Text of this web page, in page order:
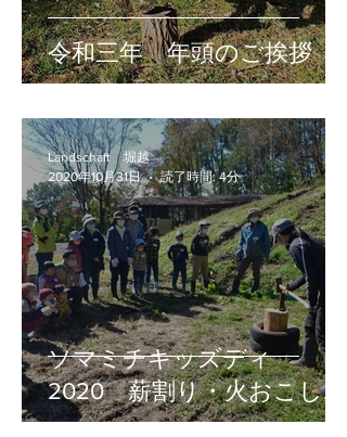
令和三年 年頭のご挨拶
ソマミチキッズディ
2020 薪割り・火おこし・
お米炊き！
Landschaft 堀越
2020年10月31日
読了時間: 4分